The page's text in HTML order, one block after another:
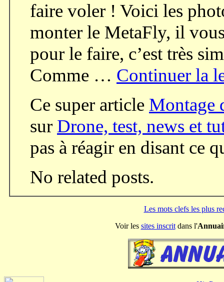
faire voler ! Voici les
monter le MetaFly, il
pour le faire, c’est très
Comme … Continuer la
Ce super article Montage
sur Drone, test, news et
pas à réagir en disant ce
No related posts.
Les mots clefs les plus
Voir les sites inscritdans l'